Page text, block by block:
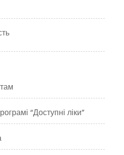
“Доступні ліки”